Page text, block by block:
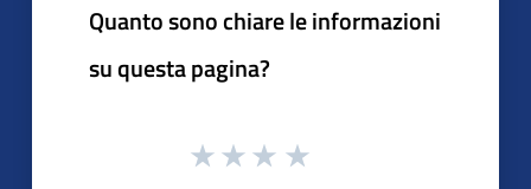
Quanto sono chiare le informazioni
su questa pagina?